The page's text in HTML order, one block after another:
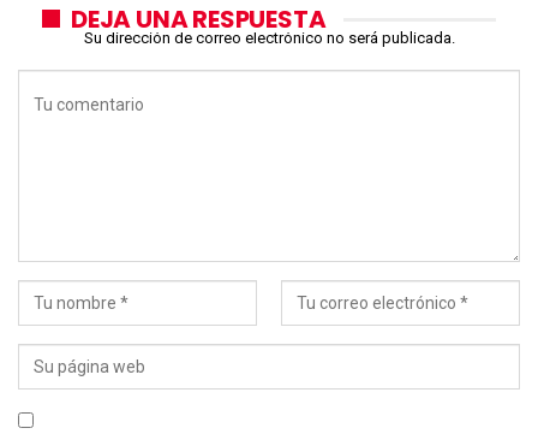
DEJA UNA RESPUESTA
Su dirección de correo electrónico no será publicada.